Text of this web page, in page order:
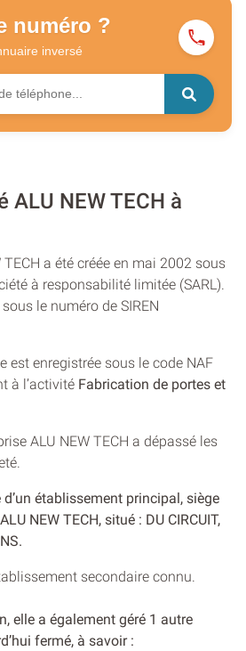
numéro ?
inversé
NEW TECH à
TECH a été créée en mai 2002 sous
à responsabilité limitée (SARL).
le numéro de SIREN
est enregistrée sous le code NAF
à l’activité Fabrication de portes et
ALU NEW TECH a dépassé les
établissement principal, siège
NEW TECH, situé : DU CIRCUIT,
secondaire connu.
elle a également géré 1 autre
fermé, à savoir :